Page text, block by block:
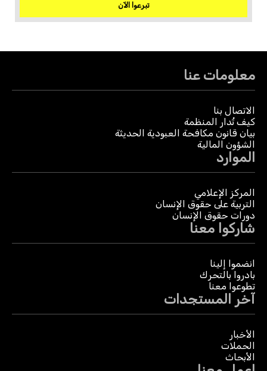
تبرعوا الآن
معلومات عنا
الاتصال بنا
كيف تُدار المنظمة
بيان قانون مكافحة العبودية الحديثة
الشؤون المالية
الموارد
المركز الإعلامي
التربية على حقوق الإنسان
دورات حقوق الإنسان
شاركوا معنا
انضموا إلينا
بادروا بالتحرك
تطوعوا معنا
آخر المستجدات
الأخبار
الحملات
الأبحاث